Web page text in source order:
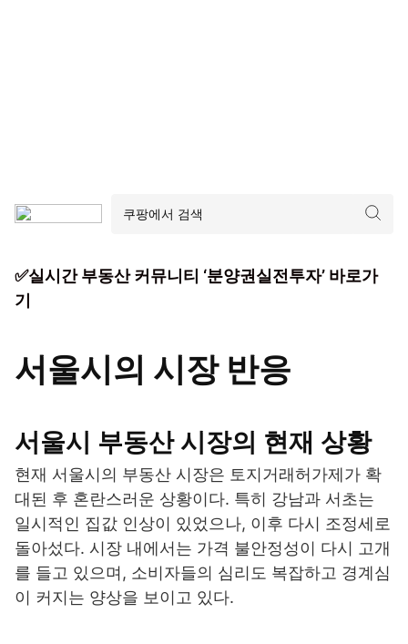
✅실시간 부동산 커뮤니티 ‘분양권실전투자’ 바로가
기
서울시의 시장 반응
서울시 부동산 시장의 현재 상황
현재 서울시의 부동산 시장은 토지거래허가제가 확
대된 후 혼란스러운 상황이다. 특히 강남과 서초는
일시적인 집값 인상이 있었으나, 이후 다시 조정세로
돌아섰다. 시장 내에서는 가격 불안정성이 다시 고개
를 들고 있으며, 소비자들의 심리도 복잡하고 경계심
이 커지는 양상을 보이고 있다.